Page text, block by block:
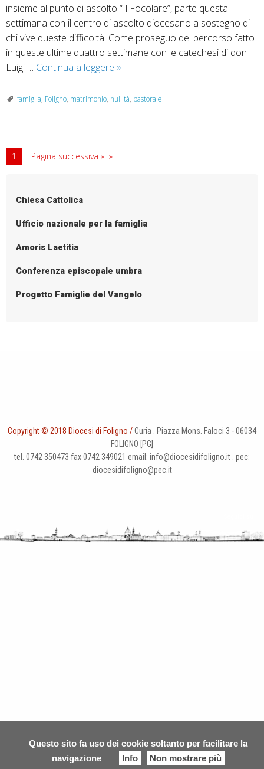
Questo sito fa uso dei cookie soltanto per facilitare la
navigazione
Info Non mostrare più
insieme al punto di ascolto “Il Focolare”, parte questa
settimana con il centro di ascolto diocesano a sostegno di
chi vive queste difficoltà. Come proseguo del percorso fatto
in queste ultime quattro settimane con le catechesi di don
Luigi … Continua a leggere E
l’amore
»
famiglia, Foligno, matrimonio, nullità, pastorale
1 Pagina successiva »
Chiesa Cattolica
Ufficio nazionale per la famiglia
Amoris Laetitia
Conferenza episcopale umbra
Progetto Famiglie del Vangelo
Copyright © 2018 Diocesi di Foligno /Curia . Piazza Mons. Faloci 3 - 06034
FOLIGNO [PG]
tel. 0742 350473 fax 0742 349021 email: info@diocesidifoligno.it . pec:
diocesidifoligno@pec.it